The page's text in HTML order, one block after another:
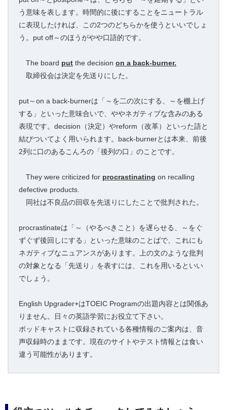
う意味を表します。時間的に後にすることをニュートラル
に表現したければ、この2つのどちらかを使うといいでしょ
う。put off～のほうがやや口語的です。
The board put the decision on a back-burner.
取締役会は決定を先送りにした。
put～on a back-burnerは「～を二の次にする、～を棚上げ
する」といった意味合いで、ややネガティブな含みのある
表現です。decision（決定）やreform（改革）といった語と
結びついてよく用いられます。back-burnerとは本来、前後
2列に口のあるこんろの「後列の口」のことです。
They were criticized for procrastinating on recalling
defective products.
同社は不良品の回収を先送りにしたことで批判された。
procrastinateは「～（やるべきこと）を遅らせる、～をぐ
ずぐず後回しにする」といった意味のことばで、これにも
ネガティブなニュアンスがあります。上の文のような批判
の対象となる「先送り」を表すには、これを用いるといい
でしょう。
English Upgrader+はTOEIC Programの出題内容とは関係あ
りません。日々の英語学習にお役立て下さい。
ポッドキャストに収録されている各種情報のご案内は、音
声収録時のままです。現在のサイトやテスト情報とは食い
違う可能性があります。